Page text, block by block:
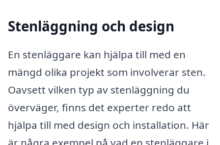
Stenläggning och design
En stenläggare kan hjälpa till med en
mängd olika projekt som involverar sten.
Oavsett vilken typ av stenläggning du
överväger, finns det experter redo att
hjälpa till med design och installation. Här